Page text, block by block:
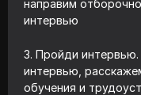
направим
интервью
3. Пройди
интервью,
обучения и